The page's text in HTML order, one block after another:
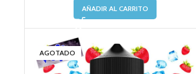
AÑADIR AL CARRITO
AGOTADO